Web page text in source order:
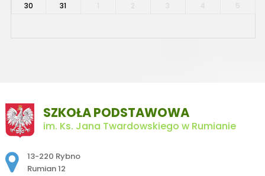
30
31
SZKOŁA PODSTAWOWA
im. Ks. Jana Twardowskiego w Rumianie
Adres pocztowy:
13-220 Rybno
Rumian 12